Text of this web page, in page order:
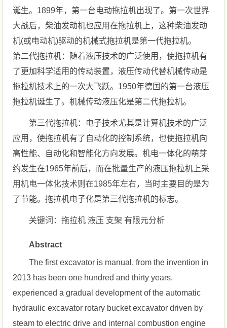
诞生。1899年，第一台电动拖拉机出现了。第一次世界
大战后，柴油发动机也应用在拖拉机上，这种柴油发动
机(或电动机)驱动的机械式拖拉机是第一代拖拉机。
第二代拖拉机：随着液压技术的广泛使用，使拖拉机有
了更加科学适用的传动装置，液压传动代替机械传动是
拖拉机技术上的一次大飞跃。1950年德国的第一台液压
拖拉机诞生了。机械传动液压化是第二代拖拉机。
第三代拖拉机：电子技术尤其是计算机技术的广泛
应用，使拖拉机有了自动化的控制系统，也使拖拉机向
高性能、自动化和智能化方向发展。机电一体化的萌芽
约发生在1965年前后，而在批量生产的液压拖拉机上采
用机电一体化技术则在1985年左右，当时主要目的是为
了节能。拖拉机电子化是第三代拖拉机的标志。
关键词：拖拉机 液压 支架 有限元分析
Abstract
The first excavator is manual, from the invention in
2013 has been one hundred and thirty years,
experienced a gradual development of the automatic
hydraulic excavator rotary bucket excavator driven by
steam to electric drive and internal combustion engine